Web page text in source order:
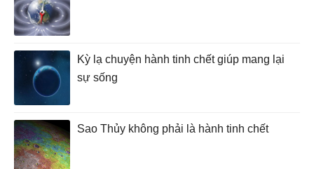
Kỳ lạ chuyện hành tinh chết giúp mang lại
sự sống
Sao Thủy không phải là hành tinh chết